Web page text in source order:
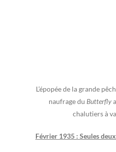
L’épopée de la grande
naufrage du Butterfly
chalutiers à
Février 1935 : Seules